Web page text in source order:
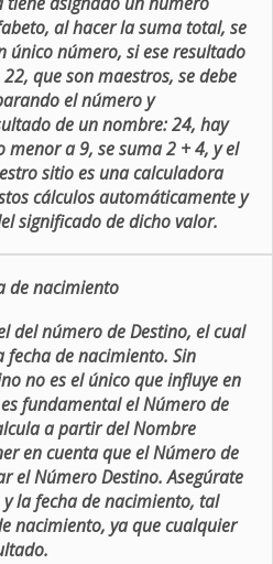
al hacer la suma total, se
único número, si ese resultado
que son maestros, se debe
el número y
de un nombre: 24, hay
a 9, se suma 2 + 4, y el
sitio es una calculadora
cálculos automáticamente y
significado de dicho valor.
de nacimiento
del número de Destino, el cual
de nacimiento. Sin
no es el único que influye en
fundamental el Número de
a partir del Nombre
en cuenta que el Número de
el Número Destino. Asegúrate
la fecha de nacimiento, tal
nacimiento, ya que cualquier